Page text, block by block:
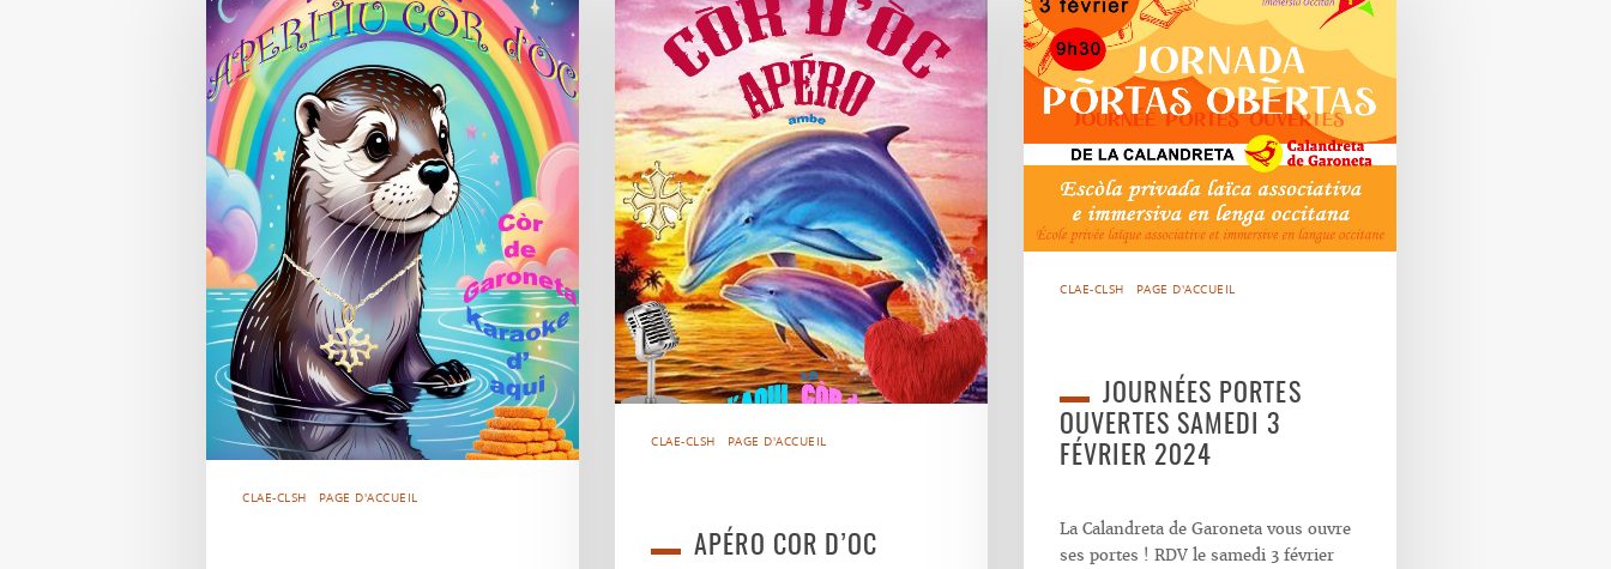
CLAE-CLSH PAGE D'ACCUEIL
CLAE-CLSH PAGE D'ACCUEIL
APÉRO COR D’OC
CLAE-CLSH PAGE D'ACCUEIL
JOURNÉES PORTES
OUVERTES SAMEDI 3
FÉVRIER 2024
La Calandreta de Garoneta vous ouvre
ses portes ! RDV le samedi 3 février